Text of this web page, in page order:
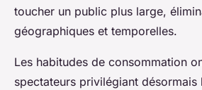
toucher un public plus large,
géographiques et temporelles.
Les habitudes de consommation
spectateurs privilégiant désormais